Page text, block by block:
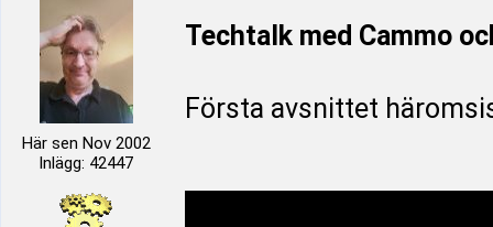
Här sen Nov 2002
Inlägg: 42447
Techtalk med Cammo
Första avsnittet